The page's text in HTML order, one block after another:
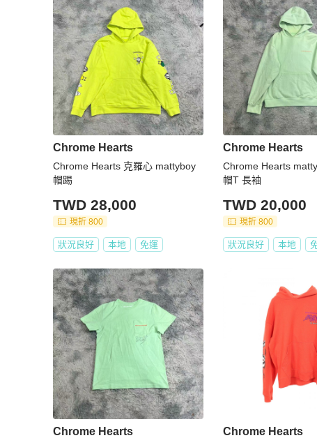
Chrome Hearts
Chrome Hearts 克羅心 mattyboy
帽踢
TWD 28,000
現折 800
狀況良好 本地 免運
Chrome Hearts
Chrome Hearts
帽T 長袖
TWD 20,000
現折 800
狀況良好 本地
Chrome Hearts Chrome Hearts